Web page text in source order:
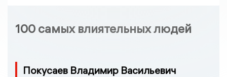
100 самых влиятельных людей
Покусаев Владимир Васильевич